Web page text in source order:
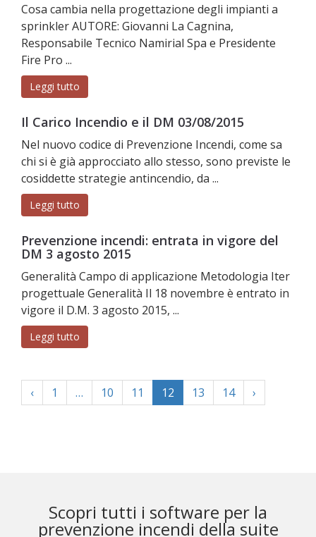
Cosa cambia nella progettazione degli impianti a
sprinkler AUTORE: Giovanni La Cagnina,
Responsabile Tecnico Namirial Spa e Presidente
Fire Pro ...
Leggi tutto
Il Carico Incendio e il DM 03/08/2015
Nel nuovo codice di Prevenzione Incendi, come sa
chi si è già approcciato allo stesso, sono previste le
cosiddette strategie antincendio, da ...
Leggi tutto
Prevenzione incendi: entrata in vigore del
DM 3 agosto 2015
Generalità Campo di applicazione Metodologia Iter
progettuale Generalità Il 18 novembre è entrato in
vigore il D.M. 3 agosto 2015, ...
Leggi tutto
‹ 1 … 10 11 12 13 14 ›
Scopri tutti i software per la
prevenzione incendi della suite